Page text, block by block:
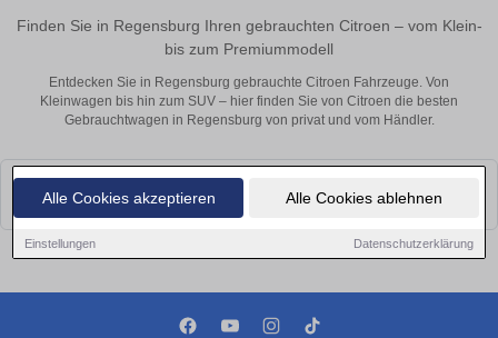
Alle Cookies akzeptieren Alle Cookies ablehnen
Einstellungen Datenschutzerklärung
Finden Sie in Regensburg Ihren gebrauchten Citroen – vom Klein-
bis zum Premiummodell
Entdecken Sie in Regensburg gebrauchte Citroen Fahrzeuge. Von
Kleinwagen bis hin zum SUV – hier finden Sie von Citroen die besten
Gebrauchtwagen in Regensburg von privat und vom Händler.
Leider konnten wir derzeit keine passenden Autos finden. Schauen Sie
bald wieder vorbei!